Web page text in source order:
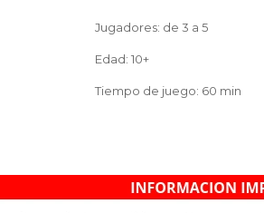
Jugadores: de 3 a 5
Edad: 10+
Tiempo de juego: 60 min